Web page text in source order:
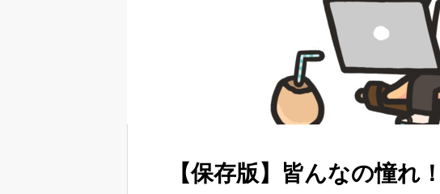
【保存版】皆んなの憧れ